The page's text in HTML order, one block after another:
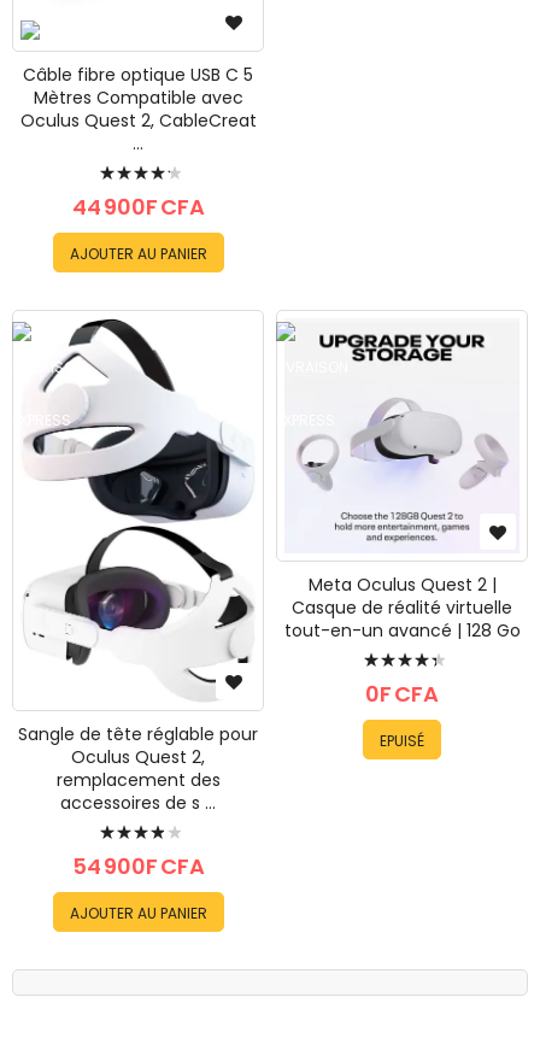
Câble fibre optique USB C 5
Mètres Compatible avec
Oculus Quest 2, CableCreat
...
Évaluation:
88%
44 900F CFA
AJOUTER AU PANIER
Sangle de tête réglable pour
Oculus Quest 2,
remplacement des
accessoires de s ...
80%
54 900F CFA
AJOUTER AU PANIER
Meta Oculus Quest 2 |
Casque de réalité virtuelle
tout-en-un avancé | 128 Go
Évaluation:
90%
0F CFA
EPUISÉ